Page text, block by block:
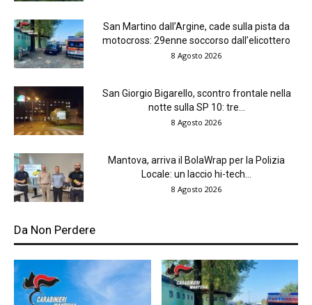
San Martino dall’Argine, cade sulla pista da
motocross: 29enne soccorso dall’elicottero
8 Agosto 2026
San Giorgio Bigarello, scontro frontale nella
notte sulla SP 10: tre...
8 Agosto 2026
Mantova, arriva il BolaWrap per la Polizia
Locale: un laccio hi-tech...
8 Agosto 2026
Da Non Perdere